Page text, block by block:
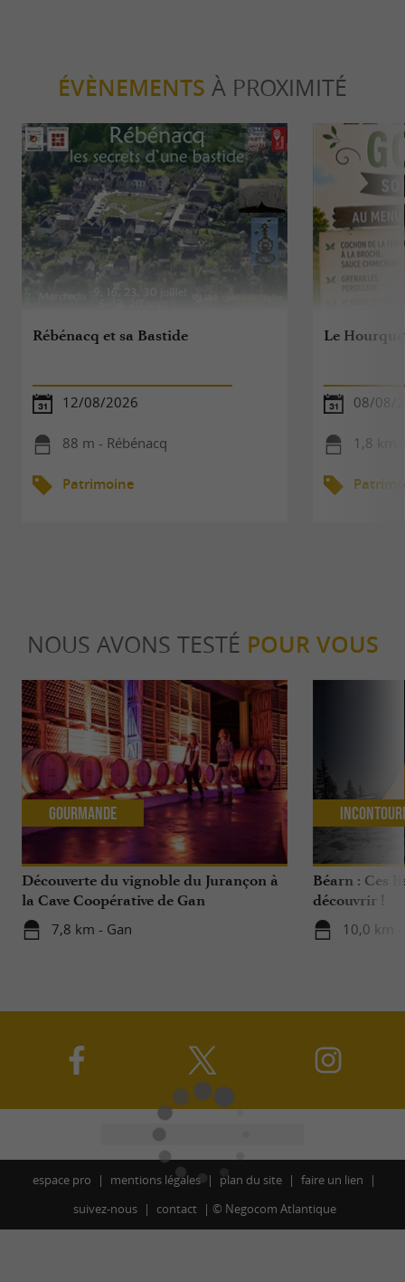
ÉVÈNEMENTS À PROXIMITÉ
Rébénacq et sa Bastide
12/08/2026
88 m - Rébénacq
Patrimoine
Le
08/08/
1,8 km
NOUS AVONS TESTÉ POUR VOUS
Découverte du vignoble du Jurançon à
la Cave Coopérative de Gan
7,8 km - Gan
Gourmande
Béarn : Ces
découvrir !
10,0 km -
espace pro mentions légales plan du site
faire un lien
suivez-nous
contact © Negocom Atlantique